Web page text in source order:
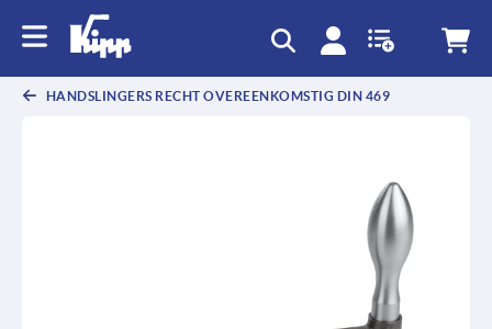
HANDSLINGERS RECHT OVEREENKOMSTIG DIN 469